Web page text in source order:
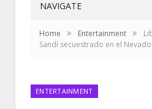
NAVIGATE
Home » Entertainment »
Sandí secuestrado en el
ENTERTAINMENT